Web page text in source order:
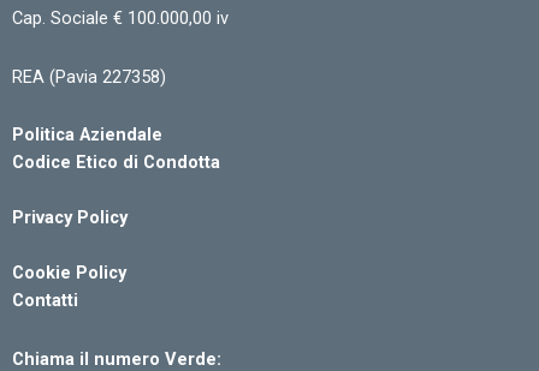
Cap. Sociale € 100.000,00 iv
REA (Pavia 227358)
Politica Aziendale
Codice Etico di Condotta
Privacy Policy
Cookie Policy
Contatti
Chiama il numero Verde: